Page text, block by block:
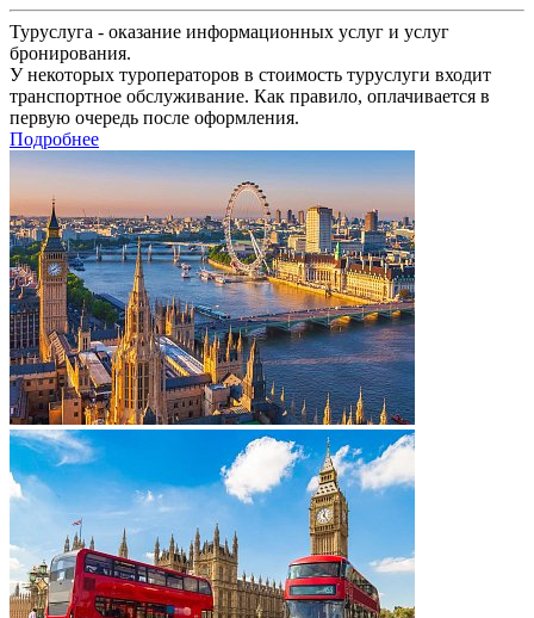
Туруслуга - оказание информационных услуг и услуг
бронирования.
У некоторых туроператоров в стоимость туруслуги входит
транспортное обслуживание. Как правило, оплачивается в
первую очередь после оформления.
Подробнее